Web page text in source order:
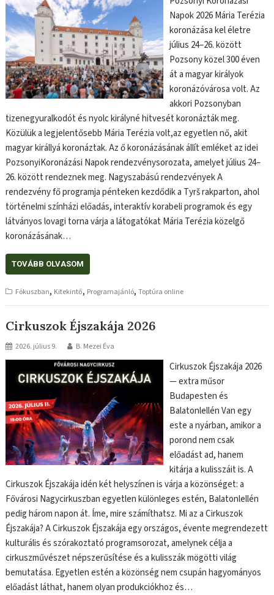
Napok 2026 Mária Terézia
koronázása kel életre
július 24–26. között
Pozsony közel 300 éven
át a magyar királyok
koronázóvárosa volt. Az
akkori Pozsonyban
tizenegyuralkodót és nyolc királyné hitvesét koronázták meg.
Közülük a legjelentősebb Mária Terézia volt,az egyetlen nő, akit
magyar királlyá koronáztak. Az ő koronázásának állít emléket az idei
PozsonyiKoronázási Napok rendezvénysorozata, amelyet július 24–
26. között rendeznek meg. Nagyszabású rendezvények A
rendezvény fő programja pénteken kezdődik a Tyrš rakparton, ahol
történelmi színházi előadás, interaktív korabeli programok és egy
látványos lovagi torna várja a látogatókat Mária Terézia közelgő
koronázásának…
TOVÁBB OLVASOM
Fókuszban, Kitekintő, Programajánló,Toptúra online
Cirkuszok Éjszakája 2026
2026. július 9. B. Mezei Éva
Cirkuszok Éjszakája 2026
— extra műsor
Budapesten és
Balatonlellén Van egy
este a nyárban, amikor a
porond nem csak
előadást ad, hanem
kitárja a kulisszáit is. A
Cirkuszok Éjszakája idén két helyszínen is várja a közönséget: a
Fővárosi Nagycirkuszban egyetlen különleges estén, Balatonlellén
pedig három napon át. Íme, mire számíthatsz. Mi az a Cirkuszok
Éjszakája? A Cirkuszok Éjszakája egy országos, évente megrendezett
kulturális és szórakoztató programsorozat, amelynek célja a
cirkuszművészet népszerűsítése és a kulisszák mögötti világ
bemutatása. Egyetlen estén a közönség nem csupán hagyományos
előadást láthat, hanem olyan produkciókhoz és…